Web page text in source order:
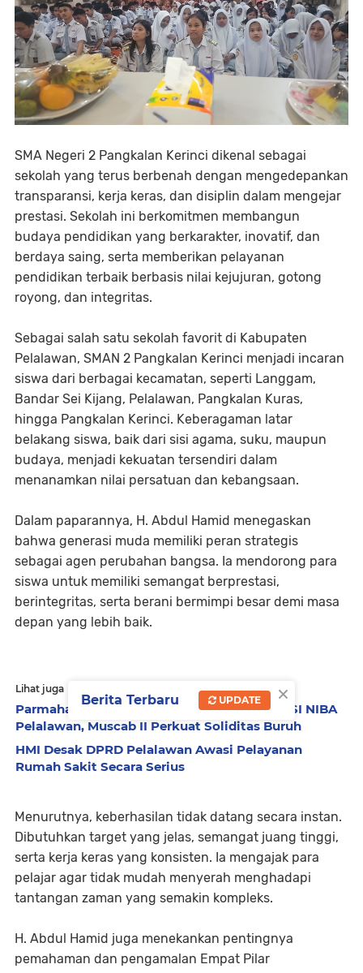
SMA Negeri 2 Pangkalan Kerinci dikenal sebagai
sekolah yang terus berbenah dengan mengedepankan
transparansi, kerja keras, dan disiplin dalam mengejar
prestasi. Sekolah ini berkomitmen membangun
budaya pendidikan yang berkarakter, inovatif, dan
berdaya saing, serta memberikan pelayanan
pendidikan terbaik berbasis nilai kejujuran, gotong
royong, dan integritas.
Sebagai salah satu sekolah favorit di Kabupaten
Pelalawan, SMAN 2 Pangkalan Kerinci menjadi incaran
siswa dari berbagai kecamatan, seperti Langgam,
Bandar Sei Kijang, Pelalawan, Pangkalan Kuras,
hingga Pangkalan Kerinci. Keberagaman latar
belakang siswa, baik dari sisi agama, suku, maupun
budaya, menjadi kekuatan tersendiri dalam
menanamkan nilai persatuan dan kebangsaan.
Dalam paparannya, H. Abdul Hamid menegaskan
bahwa generasi muda memiliki peran strategis
sebagai agen perubahan bangsa. Ia mendorong para
siswa untuk memiliki semangat berprestasi,
berintegritas, serta berani bermimpi besar demi masa
depan yang lebih baik.
Lihat juga
Parmahan Pangaribuan Kembali Pimpin SPSI NIBA
Pelalawan, Muscab II Perkuat Soliditas Buruh
HMI Desak DPRD Pelalawan Awasi Pelayanan
Rumah Sakit Secara Serius
Menurutnya, keberhasilan tidak datang secara instan.
Dibutuhkan target yang jelas, semangat juang tinggi,
serta kerja keras yang konsisten. Ia mengajak para
pelajar agar tidak mudah menyerah menghadapi
tantangan zaman yang semakin kompleks.
H. Abdul Hamid juga menekankan pentingnya
pemahaman dan pengamalan Empat Pilar
×
Berita Terbaru UPDATE